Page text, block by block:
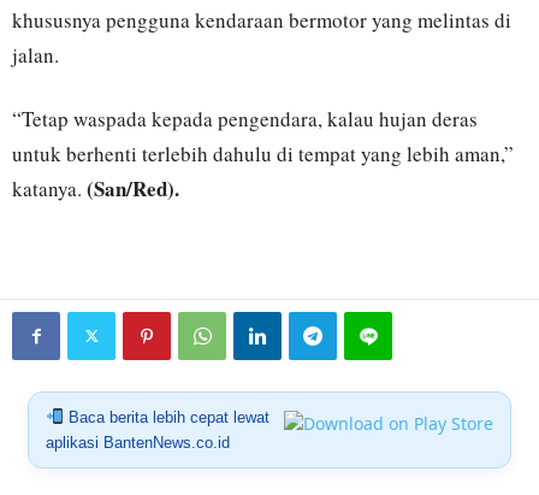
khususnya pengguna kendaraan bermotor yang melintas di
jalan.
“Tetap waspada kepada pengendara, kalau hujan deras
untuk berhenti terlebih dahulu di tempat yang lebih aman,”
katanya. (San/Red).
Baca berita lebih cepat lewat
aplikasi BantenNews.co.id